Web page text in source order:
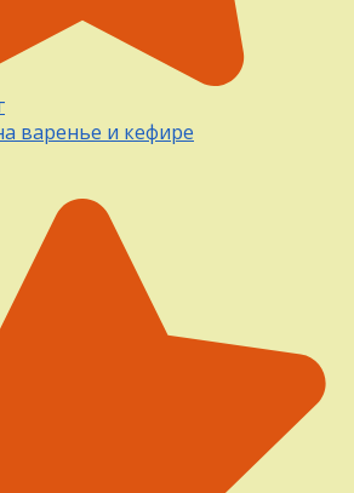
варенье и кефире